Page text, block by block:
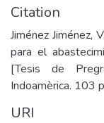
Citation
Jiménez Jiménez,
para el
[Tesis de
Indoamèrica. 103
URI